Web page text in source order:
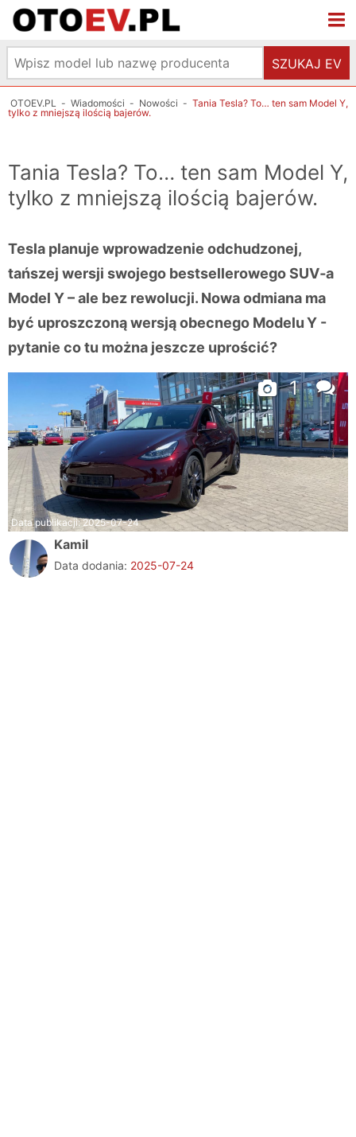
SZUKAJ EV
OTOEV.PL - Wiadomości - Nowości - Tania Tesla? To… ten sam Model Y,
tylko z mniejszą ilością bajerów.
Tania Tesla? To… ten sam Model Y,
tylko z mniejszą ilością bajerów.
Tesla planuje wprowadzenie odchudzonej,
tańszej wersji swojego bestsellerowego SUV‑a
Model Y – ale bez rewolucji. Nowa odmiana ma
być uproszczoną wersją obecnego Modelu Y -
pytanie co tu można jeszcze uprościć?
Data publikacji:2025-07-24
1
Kamil
Data dodania: 2025-07-24